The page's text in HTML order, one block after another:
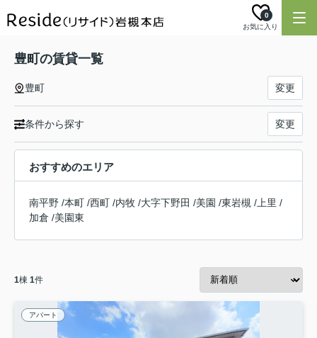
お気に入り
0
豊町の賃貸一覧
豊町 変更
条件から探す 変更
おすすめのエリア
南平野 /本町 /西町 /内牧 /大字下野田 /美園 /東岩槻 / 上里 /
加倉 /美園東
1棟 1件
アパート